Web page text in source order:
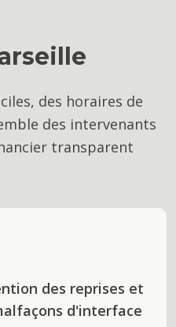
des horaires de
des intervenants
transparent
des reprises et
d'interface